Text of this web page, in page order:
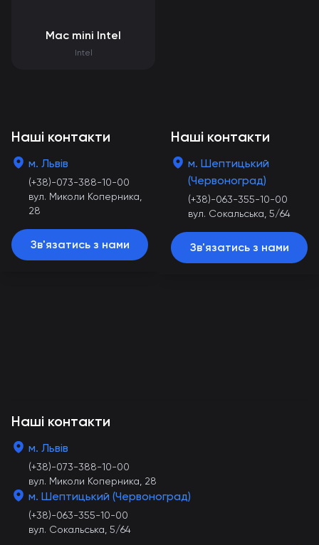
Mac mini Intel
Intel
Наші контакти
м. Львів
(+38)-073-388-10-00
вул. Миколи Коперника,
28
Зв'язатись з нами
Наші контакти
м. Шептицький
(Червоноград)
(+38)-063-355-10-00
вул. Сокальська, 5/64
Зв'язатись з нами
Наші контакти
м. Львів
(+38)-073-388-10-00
вул. Миколи Коперника, 28
м. Шептицький (Червоноград)
(+38)-063-355-10-00
вул. Сокальська, 5/64